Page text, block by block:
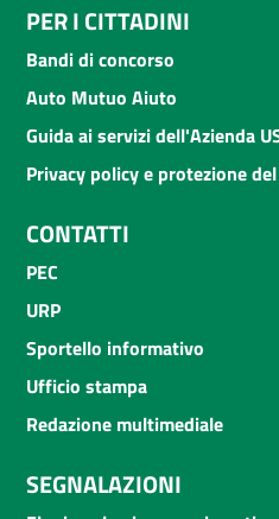
PER I CITTADINI
Bandi di concorso
Auto Mutuo Aiuto
Guida ai servizi dell'Azienda
Privacy policy e protezione
CONTATTI
PEC
URP
Sportello informativo
Ufficio stampa
Redazione multimediale
SEGNALAZIONI